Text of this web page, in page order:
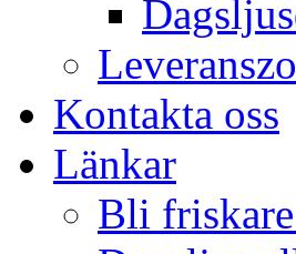
Kontakta oss
Länkar
Bli